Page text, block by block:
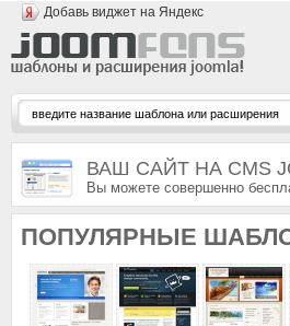
Добавь виджет на Яндекс
ВАШ САЙТ НА CMS
Вы можете совершенно
ПОПУЛЯРНЫЕ